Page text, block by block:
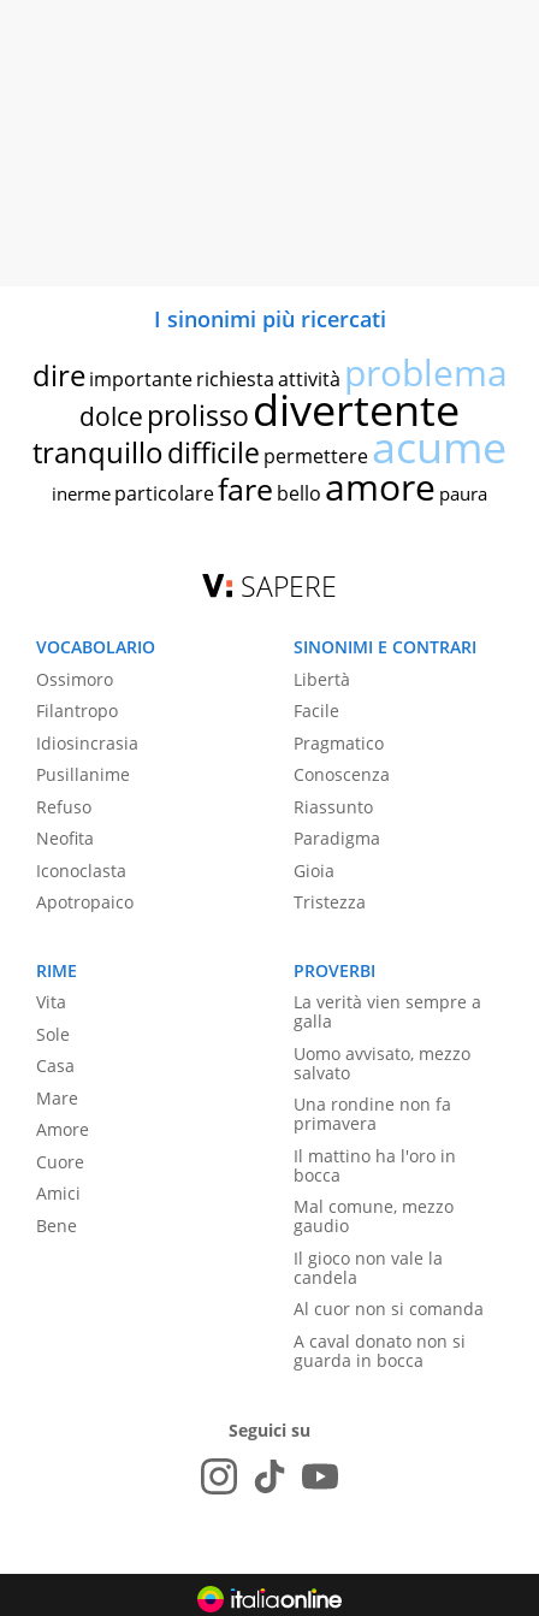
I sinonimi più ricercati
dire importante richiestaattività problema
dolce prolissodivertente
tranquillodifficile permettereacume
inerme particolarefare bello amore paura
SAPERE
VOCABOLARIO
Ossimoro
Filantropo
Idiosincrasia
Pusillanime
Refuso
Neofita
Iconoclasta
Apotropaico
SINONIMI E CONTRARI
Libertà
Facile
Pragmatico
Conoscenza
Riassunto
Paradigma
Gioia
Tristezza
RIME
Vita
Sole
Casa
Mare
Amore
Cuore
Amici
Bene
PROVERBI
La verità vien sempre a
galla
Uomo avvisato, mezzo
salvato
Una rondine non fa
primavera
Il mattino ha l'oro in
bocca
Mal comune, mezzo
gaudio
Il gioco non vale la
candela
Al cuor non si comanda
A caval donato non si
guarda in bocca
Seguici su